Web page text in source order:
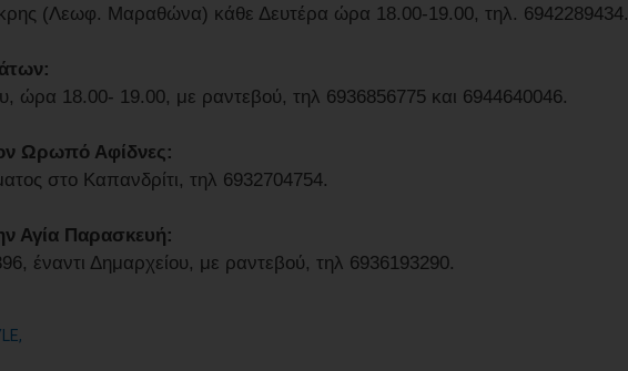
(Λεωφ. Μαραθώνα) κάθε Δευτέρα ώρα 18.00-19.00, τηλ. 6942289434.
ώρα 18.00- 19.00, με ραντεβού, τηλ 6936856775 και 6944640046.
Ωρωπό Αφίδνες:
στο Καπανδρίτι, τηλ 6932704754.
Αγία Παρασκευή:
έναντι Δημαρχείου, με ραντεβού, τηλ 6936193290.
,